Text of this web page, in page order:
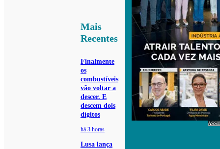
Mais
Recentes
Finalmente
os
combustíveis
vão voltar a
descer. E
descem dois
dígitos
há 3 horas
Lusa lança